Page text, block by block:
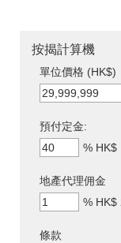
按揭計算機
單位價格 (HK$)
預付定金:
% HK$
地產代理佣金
% HK$
條款